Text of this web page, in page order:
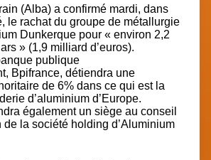
(Alba) a confirmé mardi, dans
le rachat du groupe de métallurgie
Dunkerque pour « environ 2,2
» (1,9 milliard d’euros).
publique
Bpifrance, détiendra une
de 6% dans ce qui est la
d’aluminium d’Europe.
également un siège au conseil
de la société holding d’Aluminium